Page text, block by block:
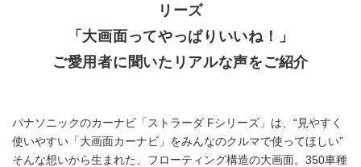
リーズ
「大画面ってやっぱりいいね！」
ご愛用者に聞いたリアルな声をご紹介
パナソニックのカーナビ「ストラーダ Fシリーズ」は、“見やすく
使いやすい「大画面カーナビ」をみんなのクルマで使ってほしい”
そんな想いから生まれた、フローティング構造の大画面。350車種